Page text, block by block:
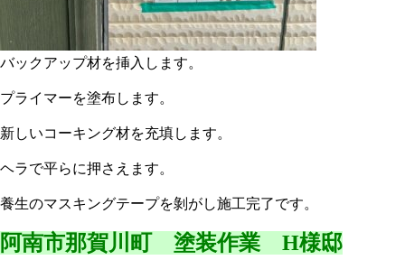
バックアップ材を挿入します。
プライマーを塗布します。
新しいコーキング材を充填します。
ヘラで平らに押さえます。
養生のマスキングテープを剝がし施工完了です。
阿南市那賀川町 塗装作業 H様邸